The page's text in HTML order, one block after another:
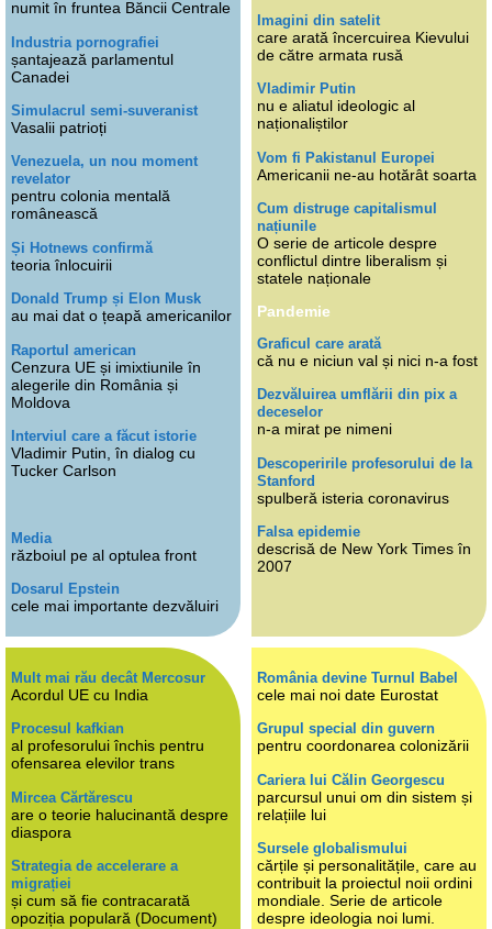
numit în fruntea Băncii Centrale
Industria pornografiei
șantajează parlamentul
Canadei
Simulacrul semi-suveranist
Vasalii patrioți
Venezuela, un nou moment
revelator
pentru colonia mentală
românească
Și Hotnews confirmă
teoria înlocuirii
Donald Trump și Elon Musk
au mai dat o țeapă americanilor
Raportul american
Cenzura UE și imixtiunile în
alegerile din România și
Moldova
Interviul care a făcut istorie
Vladimir Putin, în dialog cu
Tucker Carlson
Media
războiul pe al optulea front
Dosarul Epstein
cele mai importante dezvăluiri
Imagini din satelit
care arată încercuirea Kievului
de către armata rusă
Vladimir Putin
nu e aliatul ideologic al
naționaliștilor
Vom fi Pakistanul Europei
Americanii ne-au hotărât soarta
Cum distruge capitalismul
națiunile
O serie de articole despre
conflictul dintre liberalism și
statele naționale
Pandemie
Graficul care arată
că nu e niciun val și nici n-a fost
Dezvăluirea umflării din pix a
deceselor
n-a mirat pe nimeni
Descoperirile profesorului de la
Stanford
spulberă isteria coronavirus
Falsa epidemie
descrisă de New York Times în
2007
Mult mai rău decât Mercosur
Acordul UE cu India
Procesul kafkian
al profesorului închis pentru
ofensarea elevilor trans
Mircea Cărtărescu
are o teorie halucinantă despre
diaspora
Strategia de accelerare a
migrației
și cum să fie contracarată
opoziția populară (Document)
România devine Turnul Babel
cele mai noi date Eurostat
Grupul special din guvern
pentru coordonarea colonizării
Cariera lui Călin Georgescu
parcursul unui om din sistem și
relațiile lui
Sursele globalismului
cărțile și personalitățile, care au
contribuit la proiectul noii ordini
mondiale. Serie de articole
despre ideologia noi lumi.